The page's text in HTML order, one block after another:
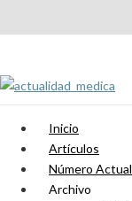
Inicio
Artículos
Número Actual
Archivo